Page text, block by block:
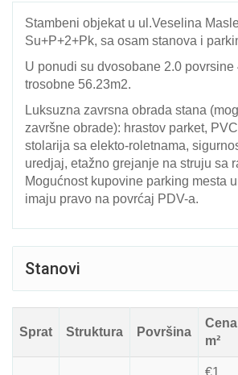
Stambeni objekat u ul.Veselina
Su+P+2+Pk, sa osam stanova i
U ponudi su dvosobane 2.0 povrsine
trosobne 56.23m2.
Luksuzna zavrsna obrada stana
završne obrade): hrastov parket,
stolarija sa elekto-roletnama,
uredjaj, etažno grejanje na struju sa
Mogućnost kupovine parking mesta
imaju pravo na povrćaj PDV-a.
Stanovi
Sprat Struktura Površina
m²
€1